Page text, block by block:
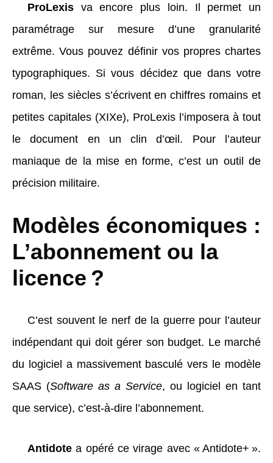
ProLexis va encore plus loin. Il permet un
paramétrage sur mesure d’une granularité
extrême. Vous pouvez définir vos propres chartes
typographiques. Si vous décidez que dans votre
roman, les siècles s’écrivent en chiffres romains et
petites capitales (XIXe), ProLexis l’imposera à tout
le document en un clin d’œil. Pour l’auteur
maniaque de la mise en forme, c’est un outil de
précision militaire.
Modèles économiques :
L’abonnement ou la
licence ?
C’est souvent le nerf de la guerre pour l’auteur
indépendant qui doit gérer son budget. Le marché
du logiciel a massivement basculé vers le modèle
SAAS (Software as a Service, ou logiciel en tant
que service), c’est-à-dire l’abonnement.
Antidote a opéré ce virage avec « Antidote+ ».